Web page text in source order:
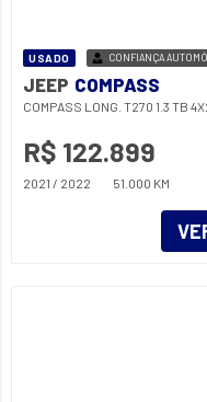
USADO CONFIANÇA
JEEP COMPASS
COMPASS LONG. T270 1.3 TB
R$ 122.899
2021 / 2022 51.000 KM